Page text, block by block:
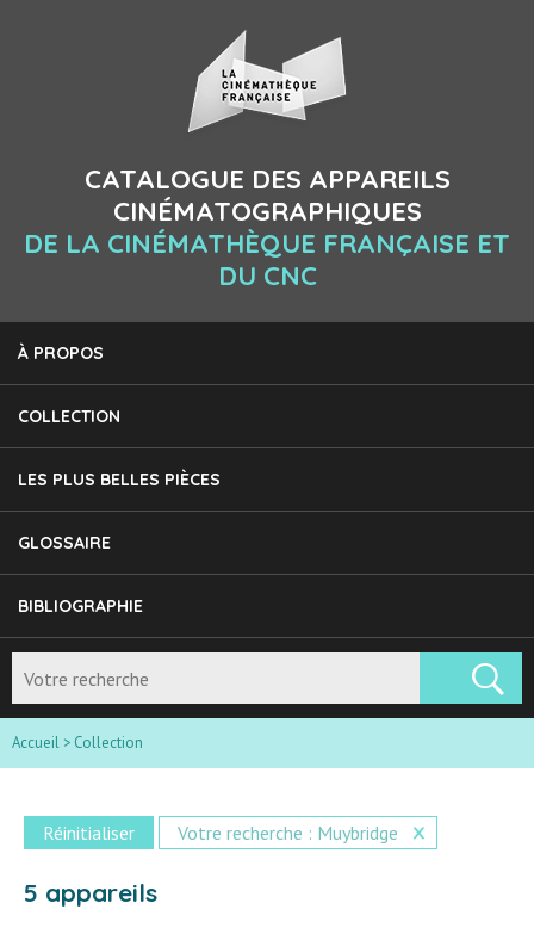
CATALOGUE DES APPAREILS
CINÉMATOGRAPHIQUES
DE LA CINÉMATHÈQUE FRANÇAISE ET
DU CNC
À PROPOS
COLLECTION
LES PLUS BELLES PIÈCES
GLOSSAIRE
BIBLIOGRAPHIE
Accueil > Collection
Réinitialiser Votre recherche : Muybridge
5 appareils